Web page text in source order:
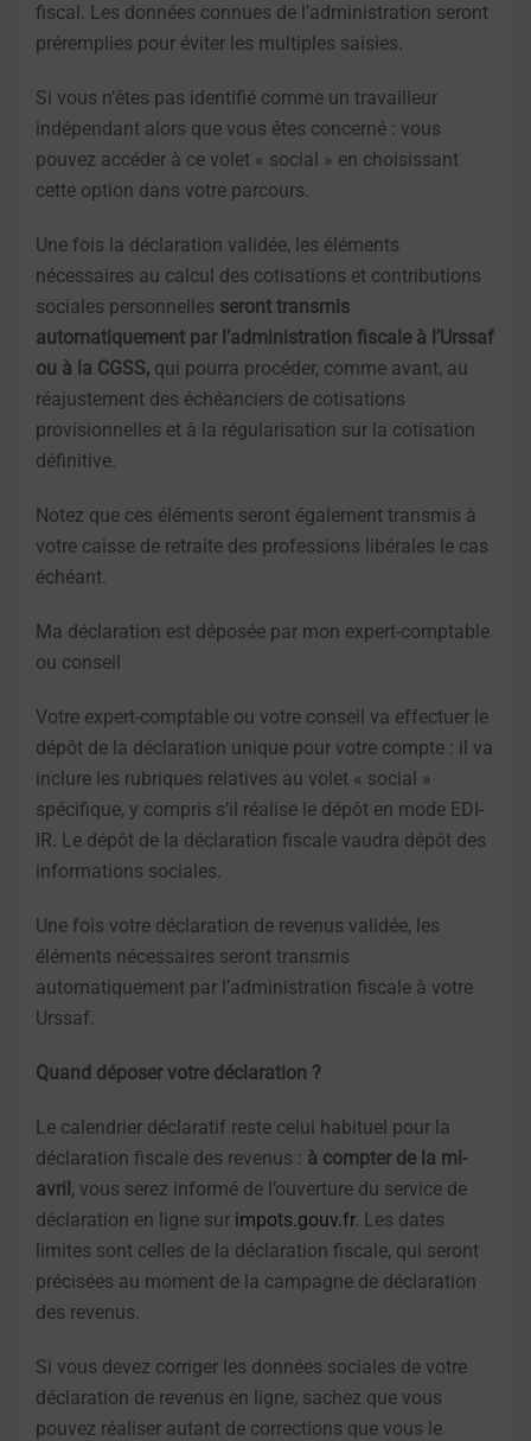
fiscal. Les données connues de l’administration seront
préremplies pour éviter les multiples saisies.
Si vous n’êtes pas identifié comme un travailleur
indépendant alors que vous êtes concerné : vous
pouvez accéder à ce volet « social » en choisissant
cette option dans votre parcours.
Une fois la déclaration validée, les éléments
nécessaires au calcul des cotisations et contributions
sociales personnelles seront transmis
automatiquement par l’administration fiscale à l’Urssaf
ou à la CGSS, qui pourra procéder, comme avant, au
réajustement des échéanciers de cotisations
provisionnelles et à la régularisation sur la cotisation
définitive.
Notez que ces éléments seront également transmis à
votre caisse de retraite des professions libérales le cas
échéant.
Ma déclaration est déposée par mon expert-comptable
ou conseil
Votre expert-comptable ou votre conseil va effectuer le
dépôt de la déclaration unique pour votre compte : il va
inclure les rubriques relatives au volet « social »
spécifique, y compris s’il réalise le dépôt en mode EDI-
IR. Le dépôt de la déclaration fiscale vaudra dépôt des
informations sociales.
Une fois votre déclaration de revenus validée, les
éléments nécessaires seront transmis
automatiquement par l’administration fiscale à votre
Urssaf.
Quand déposer votre déclaration ?
Le calendrier déclaratif reste celui habituel pour la
déclaration fiscale des revenus : à compter de la mi-
avril , vous serez informé de l’ouverture du service de
déclaration en ligne sur impots.gouv.fr. Les dates
limites sont celles de la déclaration fiscale, qui seront
précisées au moment de la campagne de déclaration
des revenus.
Si vous devez corriger les données sociales de votre
déclaration de revenus en ligne, sachez que vous
pouvez réaliser autant de corrections que vous le